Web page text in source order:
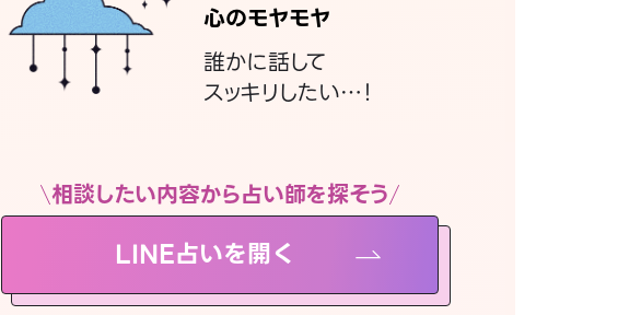
心のモヤモヤ
誰かに話して
スッキリしたい…！
相談したい内容から占い師を探そう
LINE占いを開く